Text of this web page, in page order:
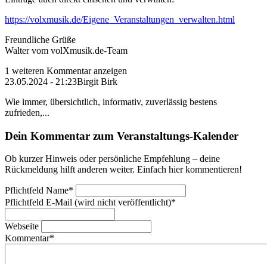
https://volxmusik.de/Eigene_Veranstaltungen_verwalten.html
Freundliche Grüße
Walter vom volXmusik.de-Team
1 weiteren Kommentar anzeigen
23.05.2024 - 21:23Birgit Birk
Wie immer, übersichtlich, informativ, zuverlässig bestens
zufrieden,...
Dein Kommentar zum Veranstaltungs-Kalender
Ob kurzer Hinweis oder persönliche Empfehlung – deine
Rückmeldung hilft anderen weiter. Einfach hier kommentieren!
Pflichtfeld Name*
Pflichtfeld E-Mail (wird nicht veröffentlicht)*
Webseite
Kommentar*